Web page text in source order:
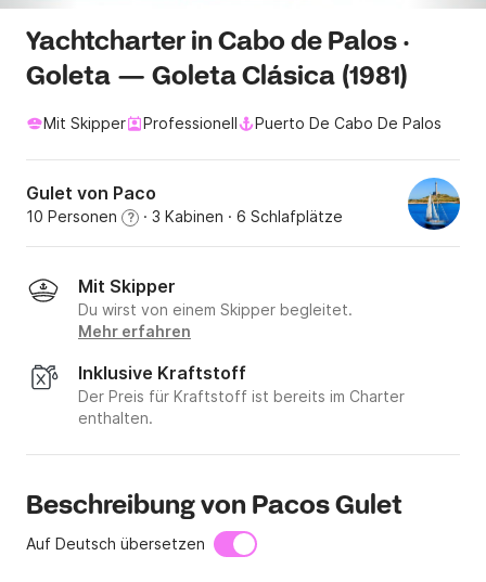
Yachtcharter in Cabo de Palos ·
Goleta — Goleta Clásica (1981)
Mit Skipper Professionell Puerto De Cabo De Palos
Gulet von Paco
10 Personen ? · 3 Kabinen · 6 Schlafplätze
Mit Skipper
Du wirst von einem Skipper begleitet.
Mehr erfahren
Inklusive Kraftstoff
Der Preis für Kraftstoff ist bereits im Charter
enthalten.
Beschreibung von Pacos Gulet
Auf Deutsch übersetzen